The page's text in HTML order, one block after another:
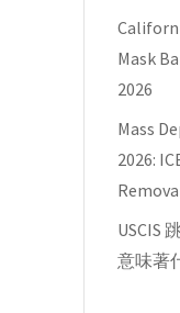
Mask
2026
Mass
2026:
USCIS
意味著